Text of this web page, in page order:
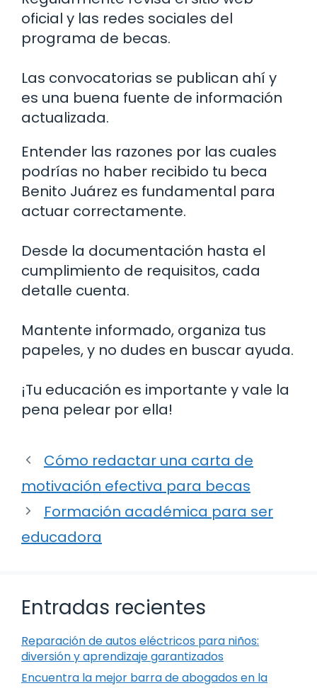
oficial y las redes sociales del
programa de becas.
Las convocatorias se publican ahí y
es una buena fuente de información
actualizada.
Entender las razones por las cuales
podrías no haber recibido tu beca
Benito Juárez es fundamental para
actuar correctamente.
Desde la documentación hasta el
cumplimiento de requisitos, cada
detalle cuenta.
Mantente informado, organiza tus
papeles, y no dudes en buscar ayuda.
¡Tu educación es importante y vale la
pena pelear por ella!
Cómo redactar una carta de
motivación efectiva para becas
Formación académica para ser
educadora
Entradas recientes
Reparación de autos eléctricos para niños:
diversión y aprendizaje garantizados
Encuentra la mejor barra de abogados en la